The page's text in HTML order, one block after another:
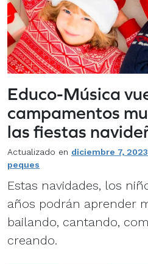
Educo-Música
campamentos
las fiestas
Actualizado en diciembre 7, 2023
peques
Estas navidades, los
años podrán aprender
bailando, cantando,
creando.